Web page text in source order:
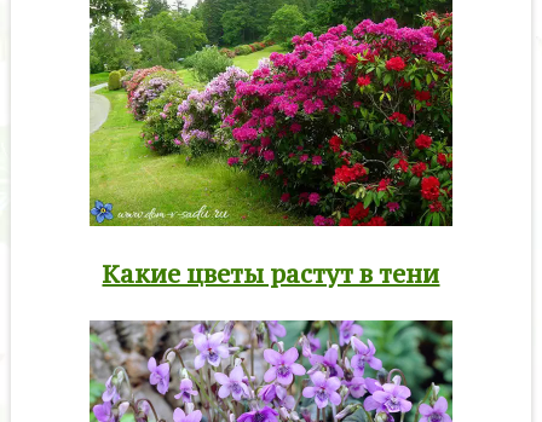
Какие цветы растут в тени